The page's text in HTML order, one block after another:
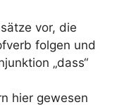
vor, die
folgen und
„dass“
hier gewesen